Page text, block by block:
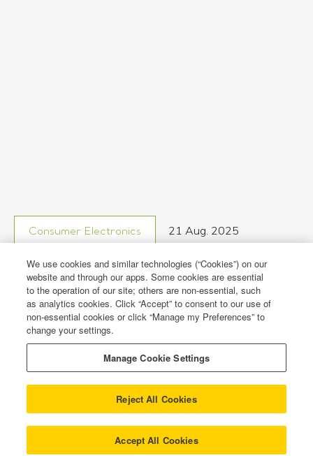
Consumer Electronics 21 Aug. 2025
Außergewöhnliche
Einkaufserlebnisse in der
Unterhaltungselektronik
We use cookies and similar technologies (“Cookies”) on our
website and through our apps. Some cookies are essential
to the operation of our site; others are non-essential, such
as analytics cookies. Click “Accept” to consent to our use of
non-essential cookies or click “Manage my Preferences” to
change your settings.
Manage Cookie Settings
Reject All Cookies
Accept All Cookies